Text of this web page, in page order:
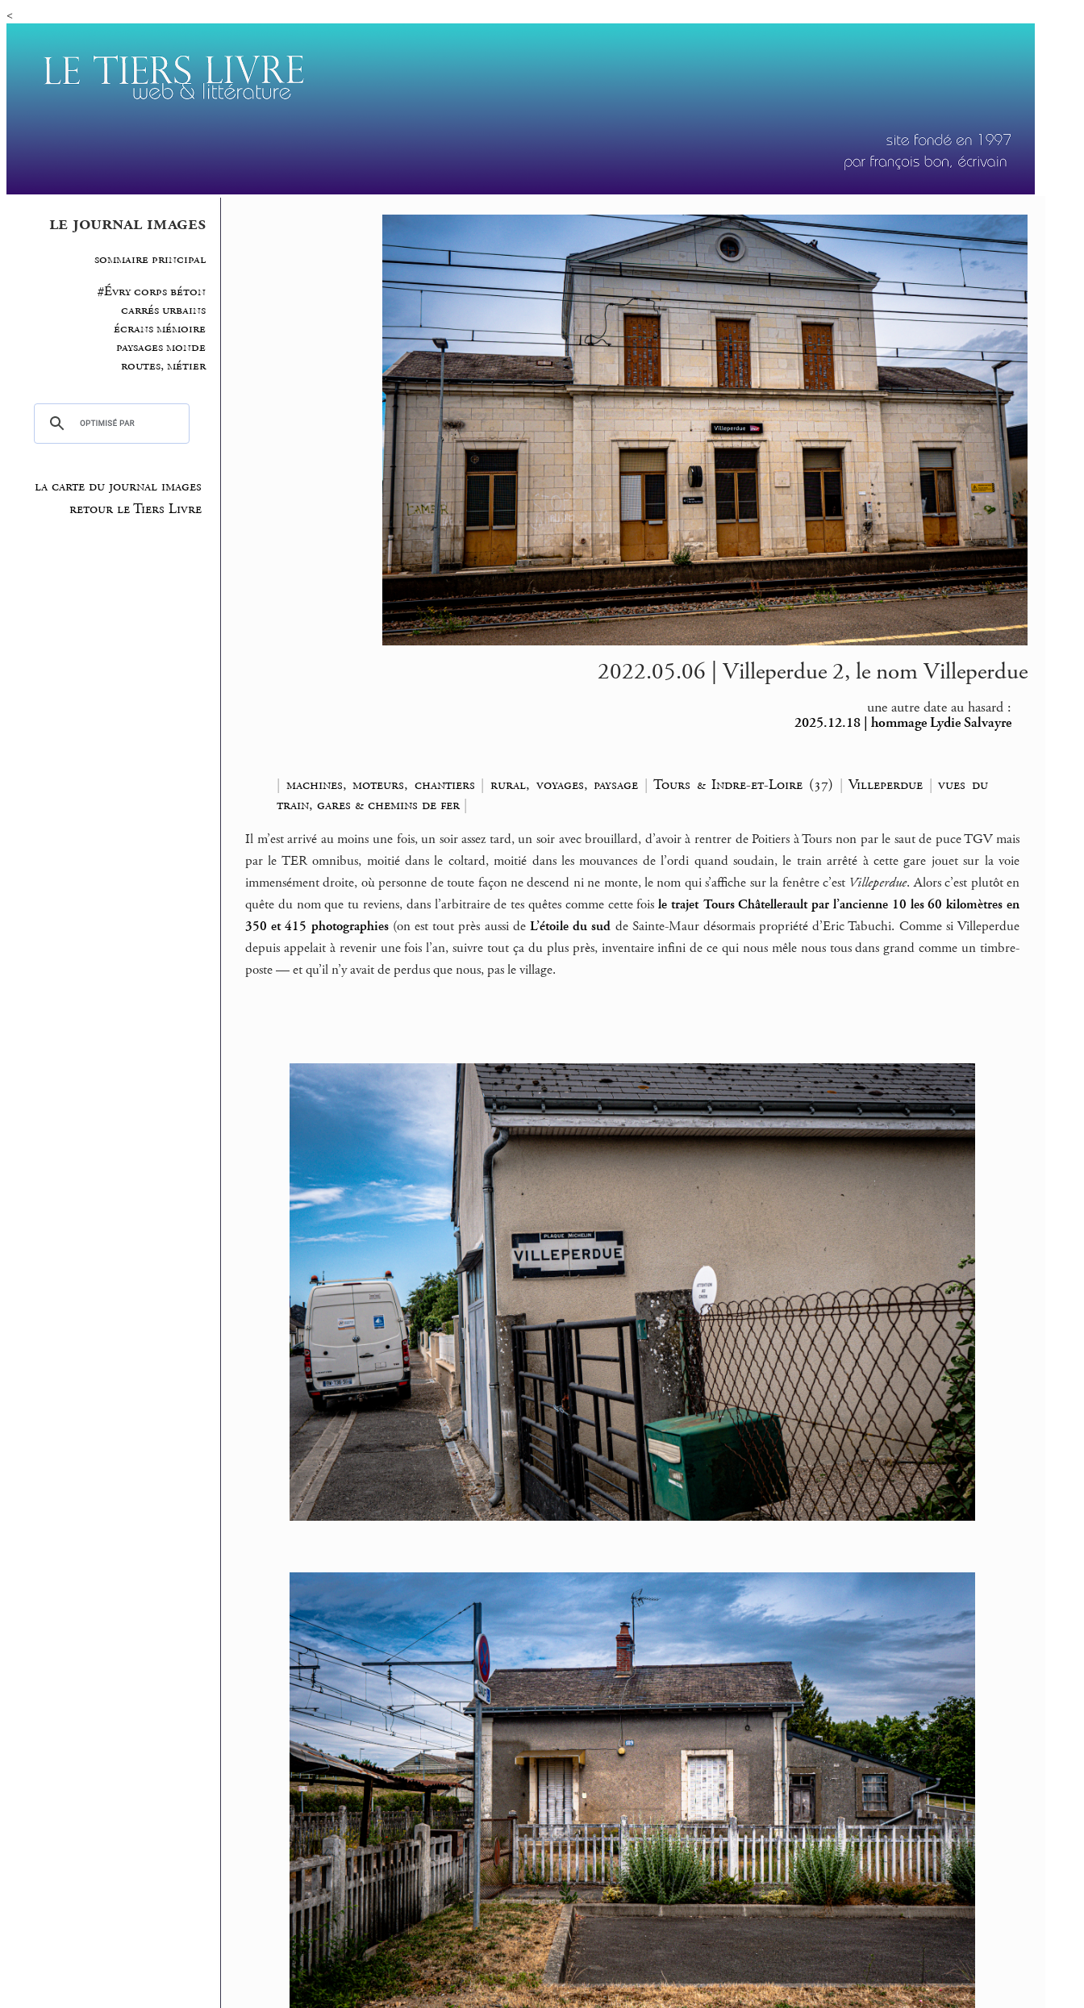
<
le journal images
sommaire principal
#Évry corps béton
carrés urbains
écrans mémoire
paysages monde
routes, métier
la carte du journal images
retour le Tiers Livre
2022.05.06 | Villeperdue 2, le nom Villeperdue
une autre date au hasard :
2025.12.18 | hommage Lydie Salvayre
| machines, moteurs, chantiers |rural, voyages, paysage |Tours & Indre-et-Loire (37) |Villeperdue |vues du
train, gares & chemins de fer|
Il m’est arrivé au moins une fois, un soir assez tard, un soir avec brouillard, d’avoir à rentrer de Poitiers à Tours non par le saut de puce TGV mais
par le TER omnibus, moitié dans le coltard, moitié dans les mouvances de l’ordi quand soudain, le train arrêté à cette gare jouet sur la voie
immensément droite, où personne de toute façon ne descend ni ne monte, le nom qui s’affiche sur la fenêtre c’est Villeperdue. Alors c’est plutôt en
quête du nom que tu reviens, dans l’arbitraire de tes quêtes comme cette foisle trajet Tours Châtellerault par l’ancienne 10 les 60 kilomètres en
350 et 415 photographies(on est tout près aussi de L’étoile du sud de Sainte-Maur désormais propriété d’Eric Tabuchi. Comme si Villeperdue
depuis appelait à revenir une fois l’an, suivre tout ça du plus près, inventaire infini de ce qui nous mêle nous tous dans grand comme un timbre-
poste — et qu’il n’y avait de perdus que nous, pas le village.